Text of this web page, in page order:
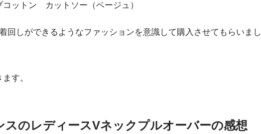
コットン カットソー（ベージュ）
回しができるようなファッションを意識して購入させてもらいまし
す。
スのレディースVネックプルオーバーの感想